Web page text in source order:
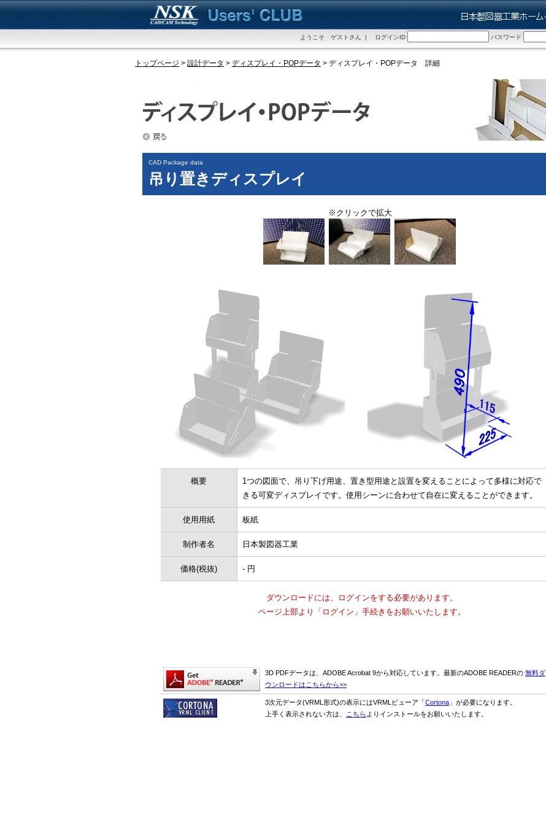
ようこそ ゲストさん | ログインID パスワード
トップページ > 設計データ > ディスプレイ・POPデータ > ディスプレイ・POPデータ 詳細
CAD Package data
吊り置きディスプレイ
※クリックで拡大
概要
1つの図面で、吊り下げ用途、置き型用途と設置を変えることによって多様に対応で
きる可変ディスプレイです。使用シーンに合わせて自在に変えることができます。
使用用紙 板紙
制作者名 日本製図器工業
価格(税抜) - 円
ダウンロードには、ログインをする必要があります。
ページ上部より「ログイン」手続きをお願いいたします。
3D PDFデータは、ADOBE Acrobat 9から対応しています。最新のADOBE READERの 無料ダ
ウンロードはこちらから>>
3次元データ(VRML形式)の表示にはVRMLビューア「Cortona 」が必要になります。
上手く表示されない方は、
こちら よりインストールをお願いいたします。